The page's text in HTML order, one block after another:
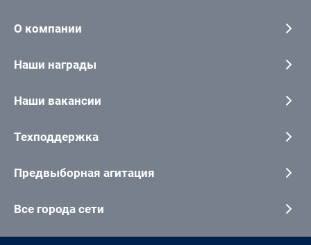
О компании
Наши награды
Наши вакансии
Техподдержка
Предвыборная агитация
Все города сети